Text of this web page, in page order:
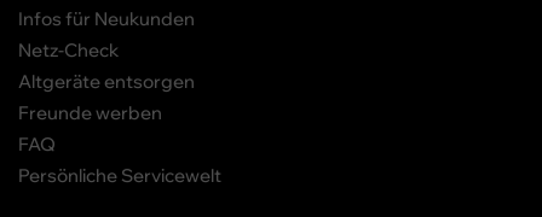
Infos für Neukunden
Netz-Check
Altgeräte entsorgen
Freunde werben
FAQ
Persönliche Servicewelt